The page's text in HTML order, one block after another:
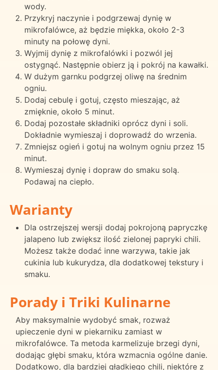
wody.
Przykryj naczynie i podgrzewaj dynię w
mikrofalówce, aż będzie miękka, około 2-3
minuty na połowę dyni.
Wyjmij dynię z mikrofalówki i pozwól jej
ostygnąć. Następnie obierz ją i pokrój na kawałki.
W dużym garnku podgrzej oliwę na średnim
ogniu.
Dodaj cebulę i gotuj, często mieszając, aż
zmięknie, około 5 minut.
Dodaj pozostałe składniki oprócz dyni i soli.
Dokładnie wymieszaj i doprowadź do wrzenia.
Zmniejsz ogień i gotuj na wolnym ogniu przez 15
minut.
Wymieszaj dynię i dopraw do smaku solą.
Podawaj na ciepło.
Warianty
Dla ostrzejszej wersji dodaj pokrojoną papryczkę
jalapeno lub zwiększ ilość zielonej papryki chili.
Możesz także dodać inne warzywa, takie jak
cukinia lub kukurydza, dla dodatkowej tekstury i
smaku.
Porady i Triki Kulinarne
Aby maksymalnie wydobyć smak, rozważ
upieczenie dyni w piekarniku zamiast w
mikrofalówce. Ta metoda karmelizuje brzegi dyni,
dodając głębi smaku, która wzmacnia ogólne danie.
Dodatkowo, dla bardziej gładkiego chili, niektóre z